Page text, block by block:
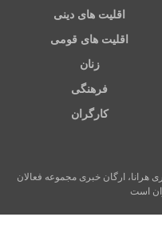
اقلیت های دینی
اقلیت های قومی
زنان
فرهنگی
کارگران
هرانا، ارگان خبری مجموعه فعالان
است